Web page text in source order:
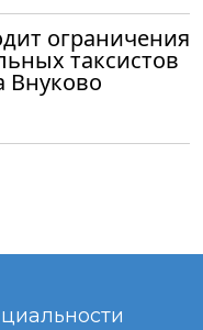
ограничения
таксистов
Внуково